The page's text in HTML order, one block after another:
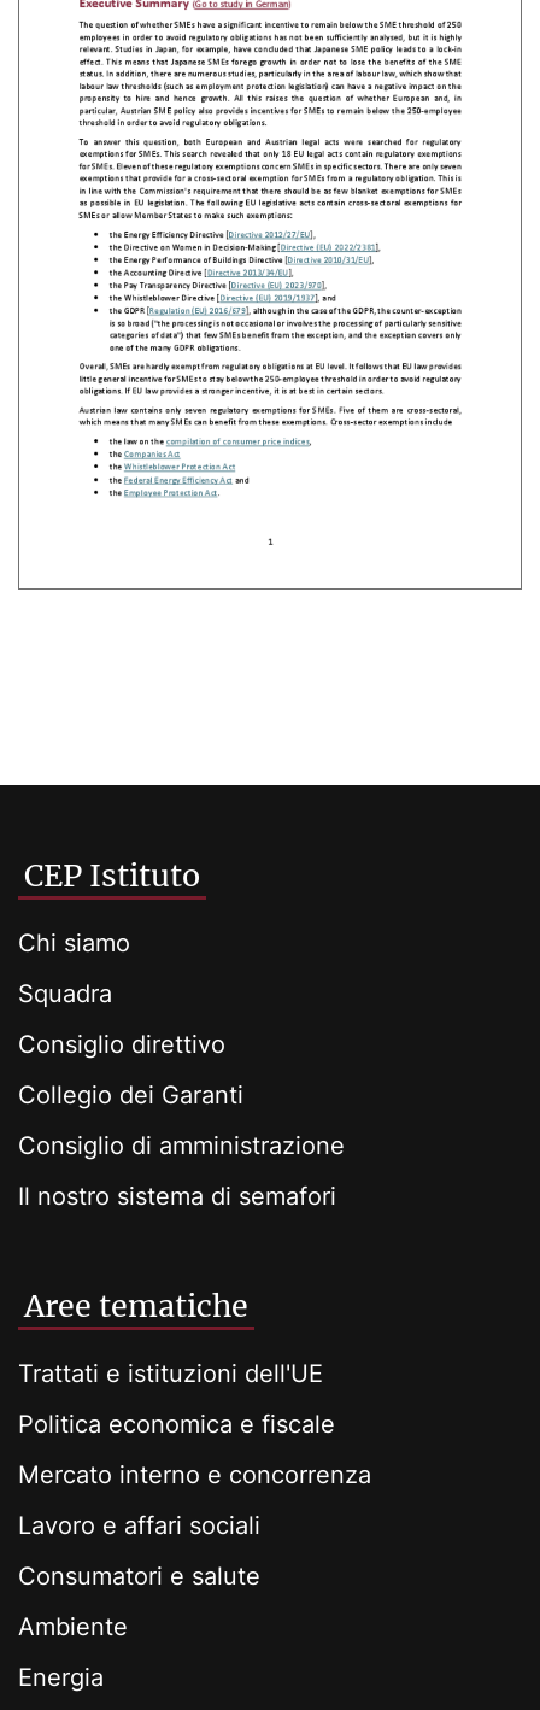
CEP Istituto
Chi siamo
Squadra
Consiglio direttivo
Collegio dei Garanti
Consiglio di amministrazione
Il nostro sistema di semafori
Aree tematiche
Trattati e istituzioni dell'UE
Politica economica e fiscale
Mercato interno e concorrenza
Lavoro e affari sociali
Consumatori e salute
Ambiente
Energia